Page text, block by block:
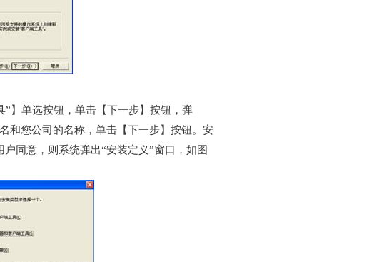
”】单选按钮，单击【下一步】按钮，弹
和您公司的名称，单击【下一步】按钮。安
同意，则系统弹出“安装定义”窗口，如图